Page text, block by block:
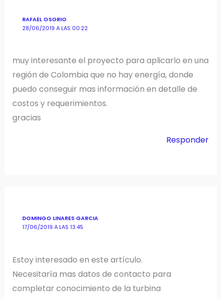
RAFAEL OSORIO
28/06/2019 A LAS 00:22
muy interesante el proyecto para aplicarlo en una
región de Colombia que no hay energía, donde
puedo conseguir mas información en detalle de
costos y requerimientos.
gracias
Responder
DOMINGO LINARES GARCIA
17/06/2019 A LAS 13:45
Estoy interesado en este artículo.
Necesitaría mas datos de contacto para
completar conocimiento de la turbina